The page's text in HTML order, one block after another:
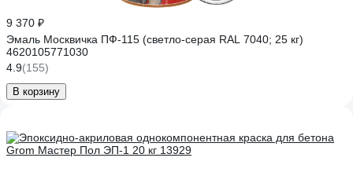
9 370 ₽
Эмаль Москвичка ПФ-115 (светло-серая RAL 7040; 25 кг)
4620105771030
4.9(155)
В корзину